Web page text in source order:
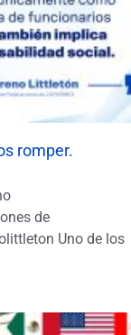
romper.
de
Uno de los